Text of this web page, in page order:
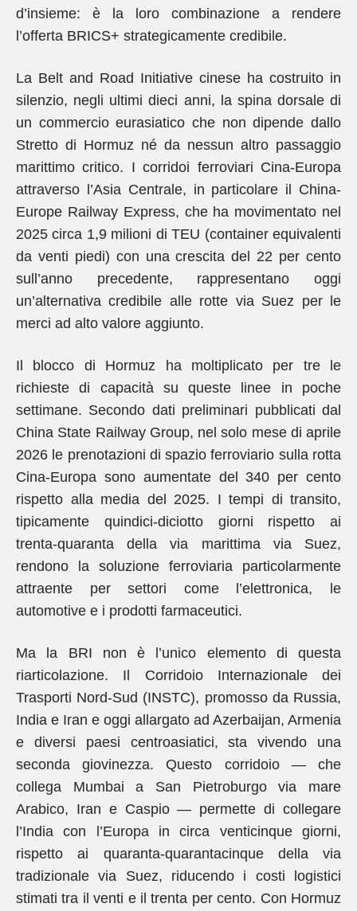
d’insieme: è la loro combinazione a rendere
l’offerta BRICS+ strategicamente credibile.
La Belt and Road Initiative cinese ha costruito in
silenzio, negli ultimi dieci anni, la spina dorsale di
un commercio eurasiatico che non dipende dallo
Stretto di Hormuz né da nessun altro passaggio
marittimo critico. I corridoi ferroviari Cina-Europa
attraverso l’Asia Centrale, in particolare il China-
Europe Railway Express, che ha movimentato nel
2025 circa 1,9 milioni di TEU (container equivalenti
da venti piedi) con una crescita del 22 per cento
sull’anno precedente, rappresentano oggi
un’alternativa credibile alle rotte via Suez per le
merci ad alto valore aggiunto.
Il blocco di Hormuz ha moltiplicato per tre le
richieste di capacità su queste linee in poche
settimane. Secondo dati preliminari pubblicati dal
China State Railway Group, nel solo mese di aprile
2026 le prenotazioni di spazio ferroviario sulla rotta
Cina-Europa sono aumentate del 340 per cento
rispetto alla media del 2025. I tempi di transito,
tipicamente quindici-diciotto giorni rispetto ai
trenta-quaranta della via marittima via Suez,
rendono la soluzione ferroviaria particolarmente
attraente per settori come l’elettronica, le
automotive e i prodotti farmaceutici.
Ma la BRI non è l’unico elemento di questa
riarticolazione. Il Corridoio Internazionale dei
Trasporti Nord-Sud (INSTC), promosso da Russia,
India e Iran e oggi allargato ad Azerbaijan, Armenia
e diversi paesi centroasiatici, sta vivendo una
seconda giovinezza. Questo corridoio — che
collega Mumbai a San Pietroburgo via mare
Arabico, Iran e Caspio — permette di collegare
l’India con l’Europa in circa venticinque giorni,
rispetto ai quaranta-quarantacinque della via
tradizionale via Suez, riducendo i costi logistici
stimati tra il venti e il trenta per cento. Con Hormuz